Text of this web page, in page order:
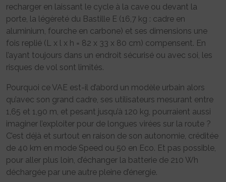
recharger en laissant le cycle à la cave ou devant la
porte, la légèreté du Bastille E (16,7 kg : cadre en
aluminium, fourche en carbone) et ses dimensions une
fois replié (L x l x h = 82 x 33 x 80 cm) compensent. En
l’ayant toujours dans un endroit sécurisé ou avec soi, les
risques de vol sont limités.
Pourquoi ce VAE est-il d’abord un modèle urbain alors
qu’avec son grand cadre, ses utilisateurs mesurant entre
1,65 et 1,90 m, et pesant jusqu’à 120 kg, pourraient aussi
imaginer l’exploiter pour de longues virées sur la route ?
C’est déjà et surtout en raison de son autonomie, créditée
de 40 km en mode Speed ou 50 en Eco. Et pas possible,
pour aller plus loin, d’échanger la batterie de 210 Wh
déchargée par une autre pleine d’énergie.